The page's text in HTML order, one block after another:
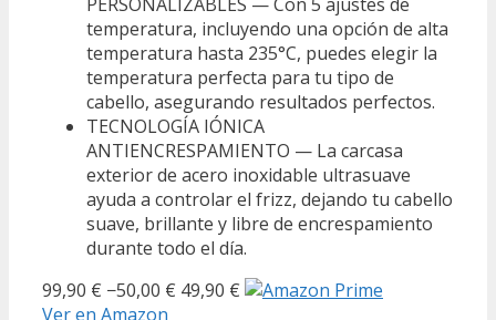
temperatura, incluyendo una opción de alta
temperatura hasta 235°C, puedes elegir la
temperatura perfecta para tu tipo de
cabello, asegurando resultados perfectos.
TECNOLOGÍA IÓNICA
ANTIENCRESPAMIENTO — La carcasa
exterior de acero inoxidable ultrasuave
ayuda a controlar el frizz, dejando tu cabello
suave, brillante y libre de encrespamiento
durante todo el día.
99,90 € −50,00 € 49,90 €
Ver en Amazon